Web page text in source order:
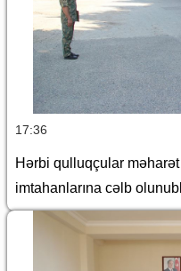
17:36
Hərbi qulluqçular
imtahanlarına cəlb